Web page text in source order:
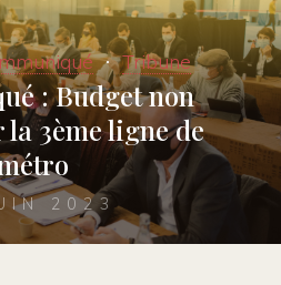
Tribune
: Budget non
3ème ligne de
2023